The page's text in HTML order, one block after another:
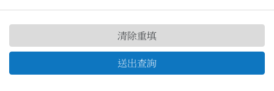
送出查詢
清除重填